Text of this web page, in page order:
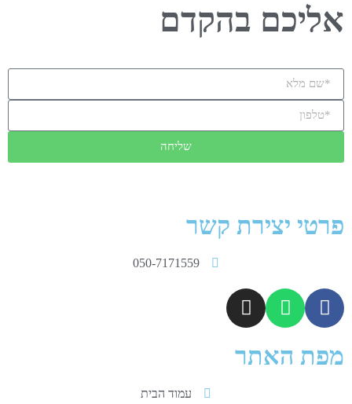
אליכם בהקדם
שליחה
פרטי יצירת קשר
050-7171559
מפת האתר
עמוד הבית